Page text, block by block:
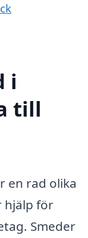
i
till
en rad olika
hjälp för
Smeder